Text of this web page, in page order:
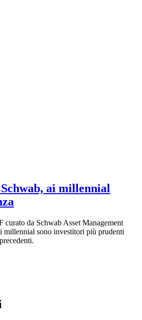
ai millennial
da Schwab Asset Management
millennial sono investitori più prudenti